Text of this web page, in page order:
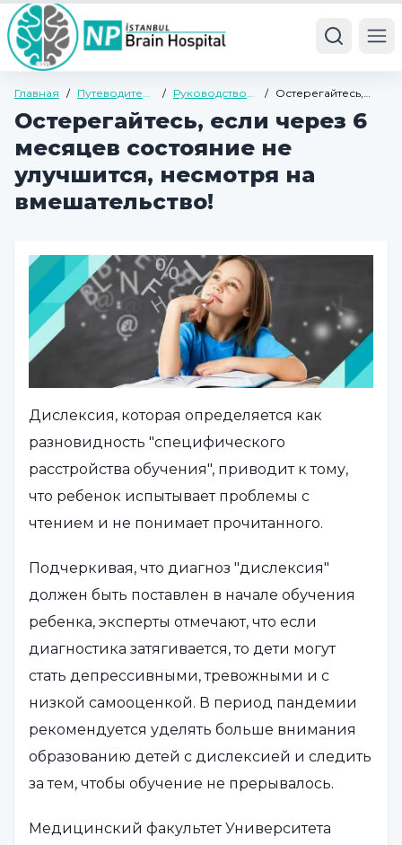
Главная / Путеводитель
/ Руководство
подростковой
психиатрии
/ Остерегайтесь,
месяцев
состояние не
улучшится,
вмешательство!
Остерегайтесь, если через 6
месяцев состояние не
улучшится, несмотря на
вмешательство!
Дислексия, которая определяется как
разновидность "специфического
расстройства обучения", приводит к тому,
что ребенок испытывает проблемы с
чтением и не понимает прочитанного.
Подчеркивая, что диагноз "дислексия"
должен быть поставлен в начале обучения
ребенка, эксперты отмечают, что если
диагностика затягивается, то дети могут
стать депрессивными, тревожными и с
низкой самооценкой. В период пандемии
рекомендуется уделять больше внимания
образованию детей с дислексией и следить
за тем, чтобы обучение не прерывалось.
Медицинский факультет Университета